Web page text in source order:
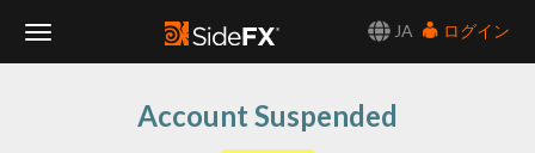
JA
ログイン
Account Suspended